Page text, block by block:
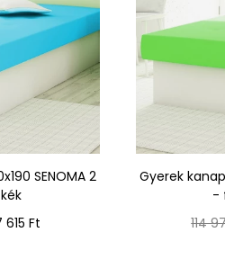
SENOMA 2
615 Ft
Gyerek
-
114